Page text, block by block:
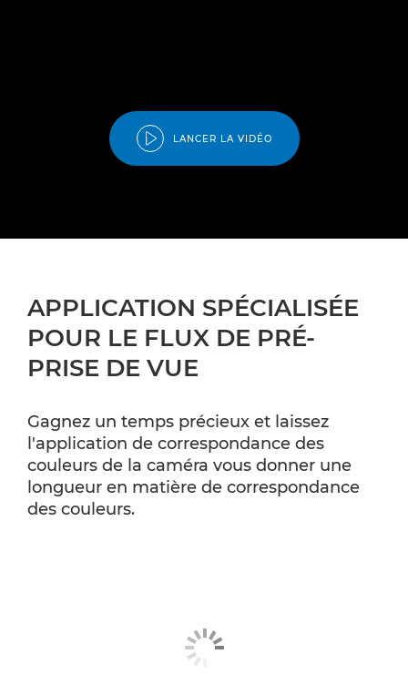
LANCER LA VIDÉO
APPLICATION SPÉCIALISÉE
POUR LE FLUX DE PRÉ-
PRISE DE VUE
Gagnez un temps précieux et laissez
l'application de correspondance des
couleurs de la caméra vous donner une
longueur en matière de correspondance
des couleurs.